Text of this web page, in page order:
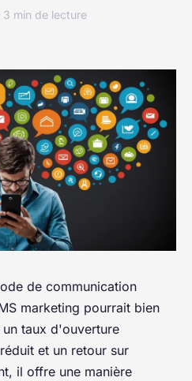
min de lecture
de communication
marketing pourrait bien
taux d'ouverture
et un retour sur
il offre une manière